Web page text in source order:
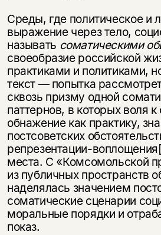
Среды, где политическое и
выражение через тело,
называть соматическими
своеобразие российской
практиками и политиками,
текст — попытка
сквозь призму одной
паттернов, в которых воля
обнажение как практику,
постсоветских
репрезентации-воплощения
места. С «Комсомольской
из публичных пространств
наделялась значением
соматические сценарии
моральные порядки и
показ.